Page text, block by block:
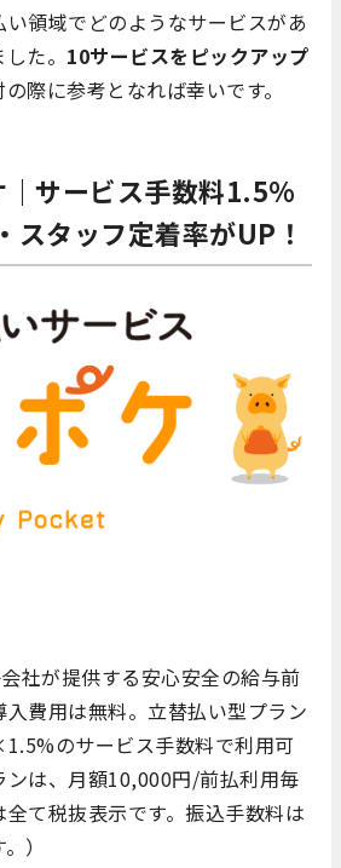
い領域でどのようなサービスがあ
た。 10サービスをピックアップ
際に参考となれば幸いです。
｜サービス手数料1.5%
スタッフ定着率がUP！
社が提供する安心安全の給与前
費用は無料。立替払い型プラン
のサービス手数料で利用可
ンは、月額10,000円/前払利用毎
て税抜表示です。振込手数料は
）